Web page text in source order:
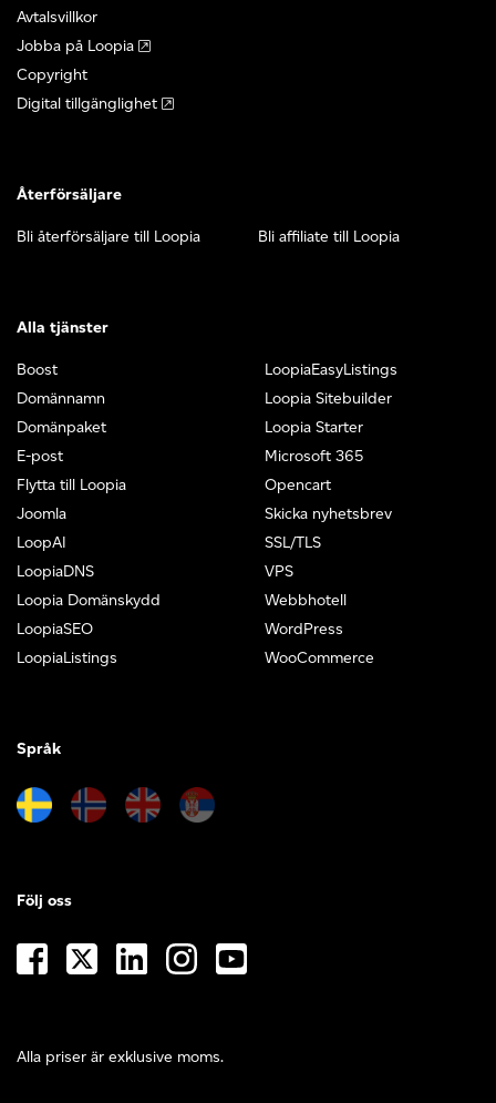
Avtalsvillkor
Jobba på Loopia
Copyright
Digital tillgänglighet
Återförsäljare
Bli återförsäljare till Loopia Bli affiliate till Loopia
Alla tjänster
Boost
Domännamn
Domänpaket
E-post
Flytta till Loopia
Joomla
LoopAI
LoopiaDNS
Loopia Domänskydd
LoopiaSEO
LoopiaListings
LoopiaEasyListings
Loopia Sitebuilder
Loopia Starter
Microsoft 365
Opencart
Skicka nyhetsbrev
SSL/TLS
VPS
Webbhotell
WordPress
WooCommerce
Språk
Alla priser är exklusive moms.
Följ oss